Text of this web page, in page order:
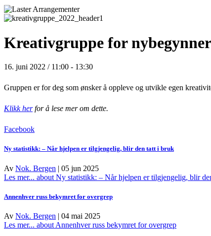
Kreativgruppe for
16. juni 2022 / 11:00 - 13:30
Gruppen er for deg som ønsker å oppleve og utvikle egen
Klikk herfor å lese mer om dette.
Facebook
Ny statistikk: – Når hjelpen er tilgjengelig, blir den tatt i bruk
Av Nok. Bergen | 05 jun 2025
Les mer... about Ny statistikk: – Når hjelpen er tilgjengelig, blir
Annenhver russ bekymret for overgrep
Av Nok. Bergen | 04 mai 2025
Les mer... about Annenhver russ bekymret for overgrep